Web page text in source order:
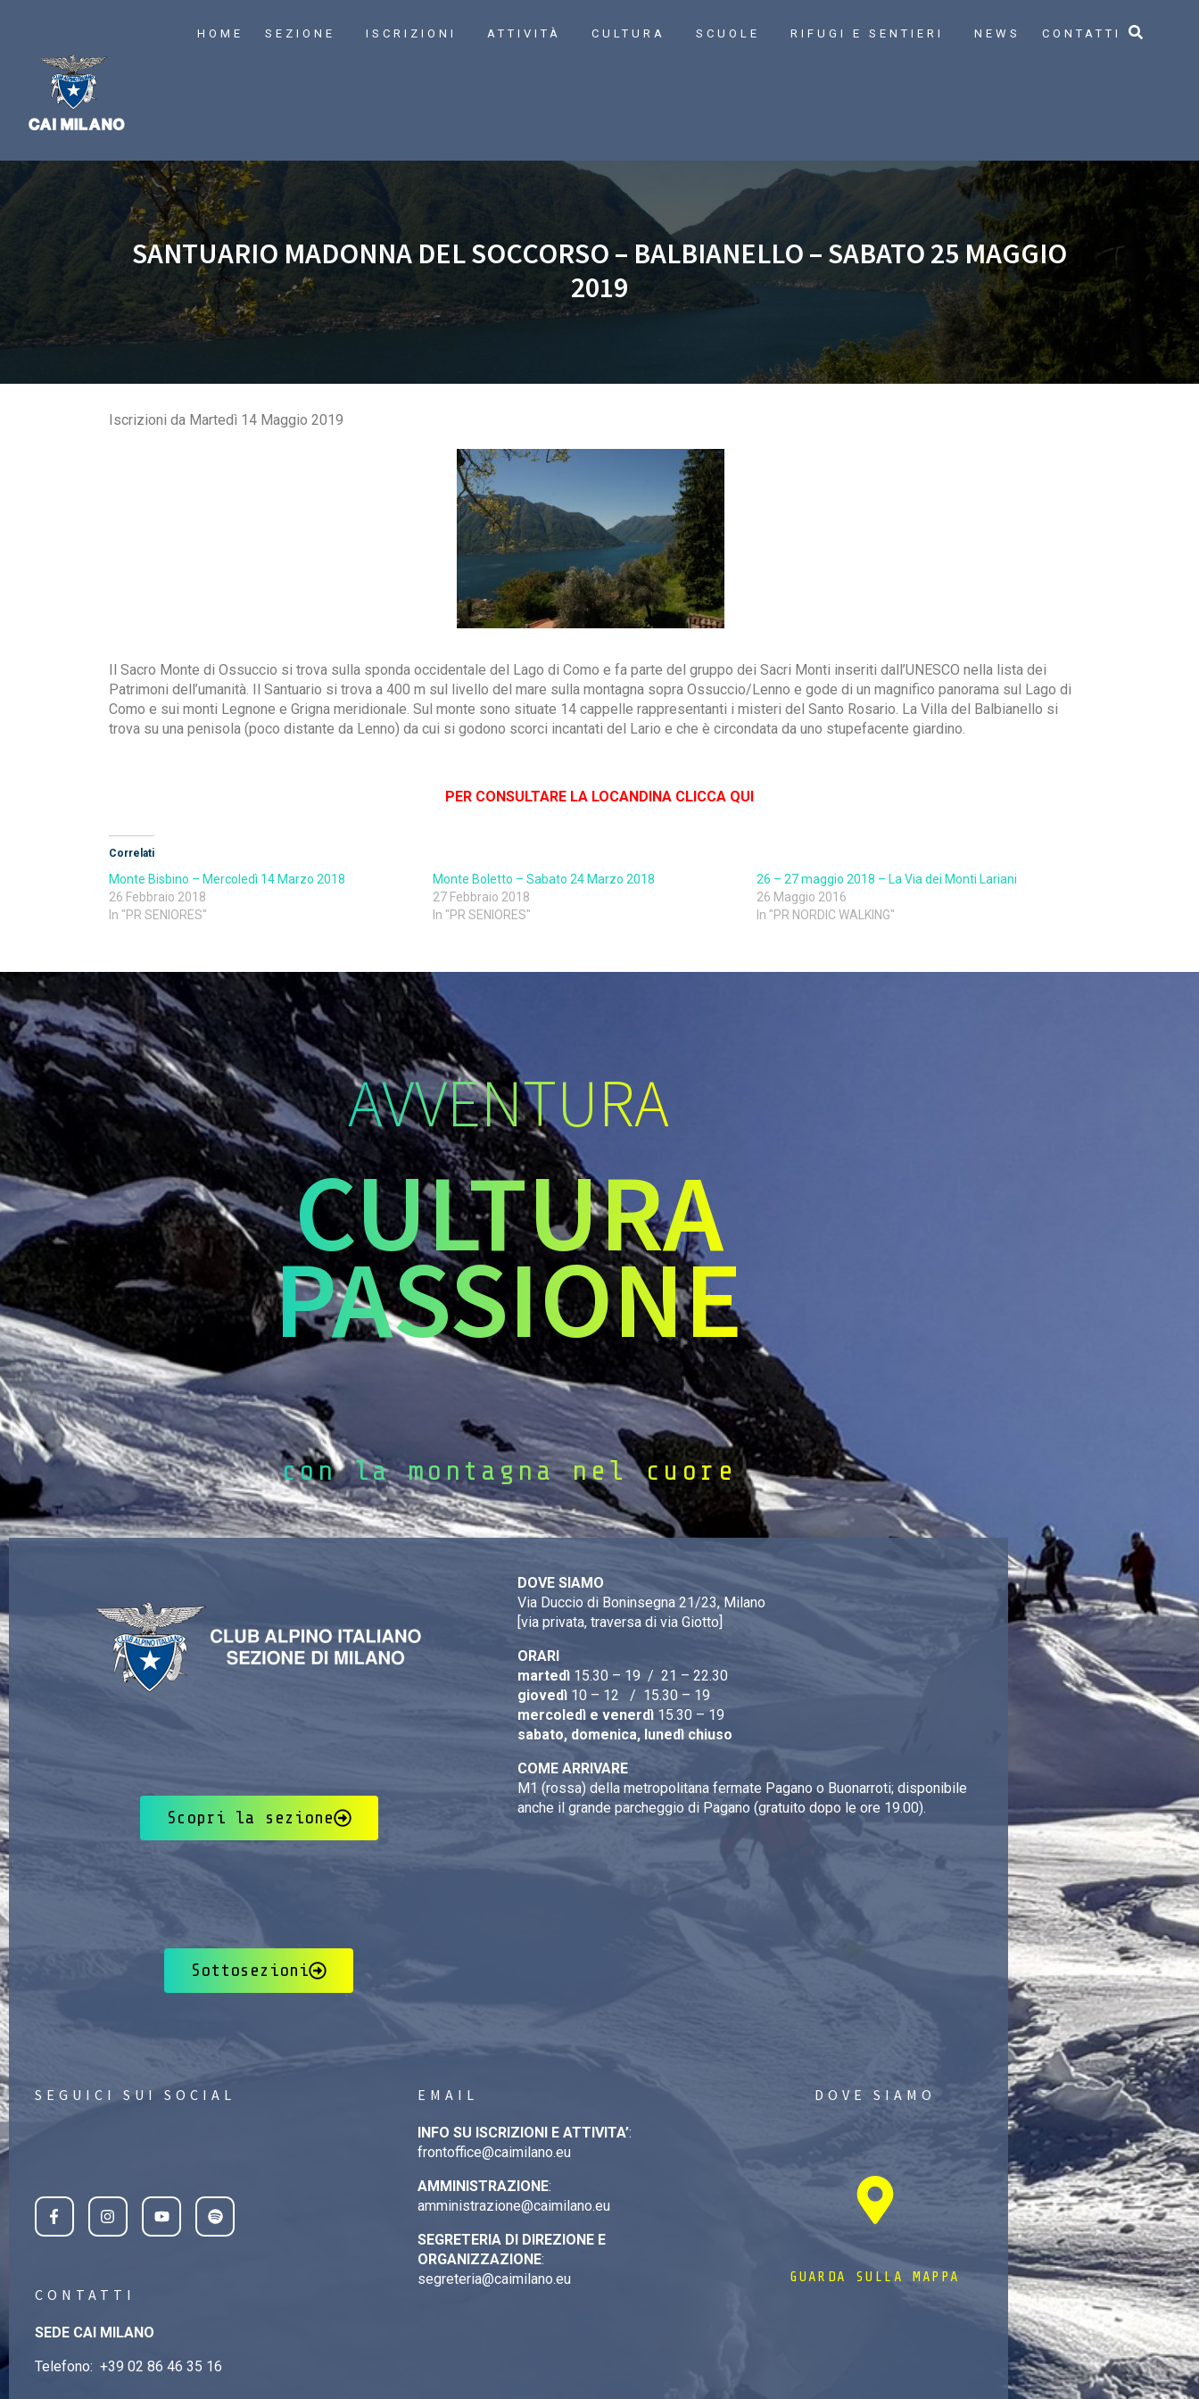
HOME SEZIONE ISCRIZIONI ATTIVITÀ CULTURA SCUOLE RIFUGI E SENTIERI NEWS CONTATTI
SANTUARIO MADONNA DEL SOCCORSO – BALBIANELLO – SABATO 25 MAGGIO
2019
Iscrizioni da Martedì 14 Maggio 2019
Il Sacro Monte di Ossuccio si trova sulla sponda occidentale del Lago di Como e fa parte del gruppo dei Sacri Monti inseriti dall’UNESCO nella lista dei
Patrimoni dell’umanità. Il Santuario si trova a 400 m sul livello del mare sulla montagna sopra Ossuccio/Lenno e gode di un magnifico panorama sul Lago di
Como e sui monti Legnone e Grigna meridionale. Sul monte sono situate 14 cappelle rappresentanti i misteri del Santo Rosario. La Villa del Balbianello si
trova su una penisola (poco distante da Lenno) da cui si godono scorci incantati del Lario e che è circondata da uno stupefacente giardino.
PER CONSULTARE LA LOCANDINA CLICCA QUI
Correlati
Monte Bisbino – Mercoledì 14 Marzo 2018
26 Febbraio 2018
In "PR SENIORES"
Monte Boletto – Sabato 24 Marzo 2018
27 Febbraio 2018
In "PR SENIORES"
26 – 27 maggio 2018 – La Via dei Monti Lariani
26 Maggio 2016
In "PR NORDIC WALKING"
AVVENTURA
CULTURA
PASSIONE
con la montagna nel cuore
Scopri la sezione
Sottosezioni
DOVE SIAMO
Via Duccio di Boninsegna 21/23, Milano
[via privata, traversa di via Giotto]
ORARI
martedì 15.30 – 19 / 21 – 22.30
giovedì 10 – 12 / 15.30 – 19
mercoledì e venerdì 15.30 – 19
sabato, domenica, lunedì chiuso
COME ARRIVARE
M1 (rossa) della metropolitana fermate Pagano o Buonarroti; disponibile
anche il grande parcheggio di Pagano (gratuito dopo le ore 19.00).
SEGUICI SUI SOCIAL
CONTATTI
SEDE CAI MILANO
Telefono: +39 02 86 46 35 16
EMAIL
INFO SU ISCRIZIONI E ATTIVITA’:
frontoffice@caimilano.eu
AMMINISTRAZIONE:
amministrazione@caimilano.eu
SEGRETERIA DI DIREZIONE E
ORGANIZZAZIONE:
segreteria@caimilano.eu
DOVE SIAMO
GUARDA SULLA MAPPA